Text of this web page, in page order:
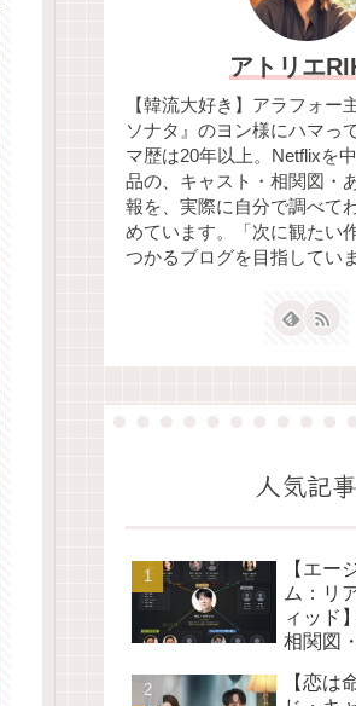
アトリエ
【韓流大好き】アラフォー
ソナタ』のヨン様にハマっ
マ歴は20年以上。Netflixを
品の、キャスト・相関図・
報を、実際に自分で調べて
めています。「次に観たい
つかるブログを目指していま
人気記事
【エー
ム：リ
ィッド
相関図
【恋は